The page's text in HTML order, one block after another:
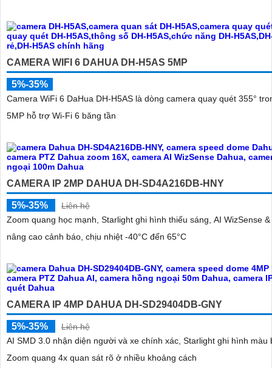
CAMERA WIFI 6 DAHUA DH-H5AS 5MP
5%-35%
Camera WiFi 6 DaHua DH-H5AS là dòng camera quay quét 355°
5MP hỗ trợ Wi-Fi 6 băng tần
CAMERA IP 2MP DAHUA DH-SD4A216DB-HNY
5%-35%
Liên hệ
Zoom quang học mạnh, Starlight ghi hình thiếu sáng, AI WizSense
nâng cao cảnh báo, chịu nhiệt -40°C đến 65°C
CAMERA IP 4MP DAHUA DH-SD29404DB-GNY
5%-35%
Liên hệ
AI SMD 3.0 nhận diện người và xe chính xác, Starlight ghi hình màu
Zoom quang 4x quan sát rõ ở nhiều khoảng cách